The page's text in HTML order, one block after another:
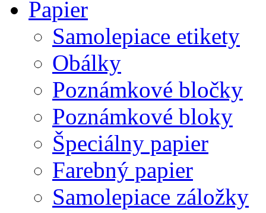
Papier
Samolepiace etikety
Obálky
Poznámkové bločky
Poznámkové bloky
Špeciálny papier
Farebný papier
Samolepiace záložky